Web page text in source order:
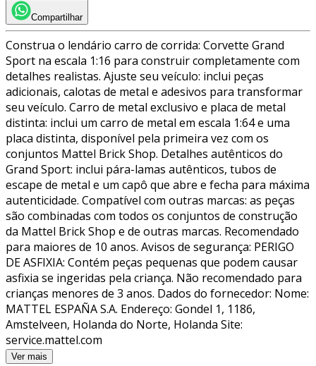
Compartilhar
Construa o lendário carro de corrida: Corvette Grand
Sport na escala 1:16 para construir completamente com
detalhes realistas. Ajuste seu veículo: inclui peças
adicionais, calotas de metal e adesivos para transformar
seu veículo. Carro de metal exclusivo e placa de metal
distinta: inclui um carro de metal em escala 1:64 e uma
placa distinta, disponível pela primeira vez com os
conjuntos Mattel Brick Shop. Detalhes autênticos do
Grand Sport: inclui pára-lamas autênticos, tubos de
escape de metal e um capô que abre e fecha para máxima
autenticidade. Compatível com outras marcas: as peças
são combinadas com todos os conjuntos de construção
da Mattel Brick Shop e de outras marcas. Recomendado
para maiores de 10 anos. Avisos de segurança: PERIGO
DE ASFIXIA: Contém peças pequenas que podem causar
asfixia se ingeridas pela criança. Não recomendado para
crianças menores de 3 anos. Dados do fornecedor: Nome:
MATTEL ESPAÑA S.A. Endereço: Gondel 1, 1186,
Amstelveen, Holanda do Norte, Holanda Site:
service.mattel.com
Ver mais